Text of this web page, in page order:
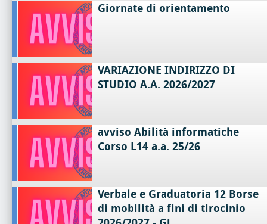
Giornate di orientamento
VARIAZIONE INDIRIZZO DI
STUDIO A.A. 2026/2027
avviso Abilità informatiche
Corso L14 a.a. 25/26
Verbale e Graduatoria 12 Borse
di mobilità a fini di tirocinio